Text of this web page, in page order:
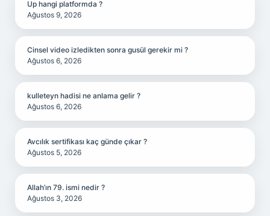
Up hangi platformda ?
Ağustos 9, 2026
Cinsel video izledikten sonra gusül gerekir mi ?
Ağustos 6, 2026
kulleteyn hadisi ne anlama gelir ?
Ağustos 6, 2026
Avcılık sertifikası kaç günde çıkar ?
Ağustos 5, 2026
Allah’ın 79. ismi nedir ?
Ağustos 3, 2026